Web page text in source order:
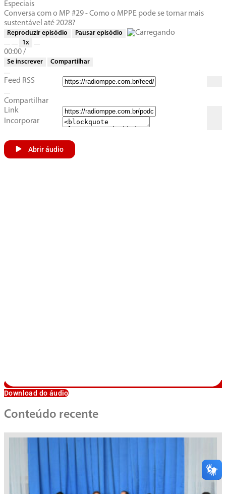
Especiais
Conversa com o MP #29 - Como o MPPE pode se tornar mais
sustentável até 2028?
Reproduzir episódio
Pausar episódio
1x
00:00/
Se inscrever Compartilhar
Feed RSS
Compartilhar
Link
Incorporar
Abrir áudio
Download do áudio
Conteúdo recente